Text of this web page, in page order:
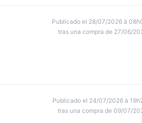
Publicado el 28/07/2026 à
tras una compra de 27/06/
Publicado el 24/07/2026 à
tras una compra de 09/07/